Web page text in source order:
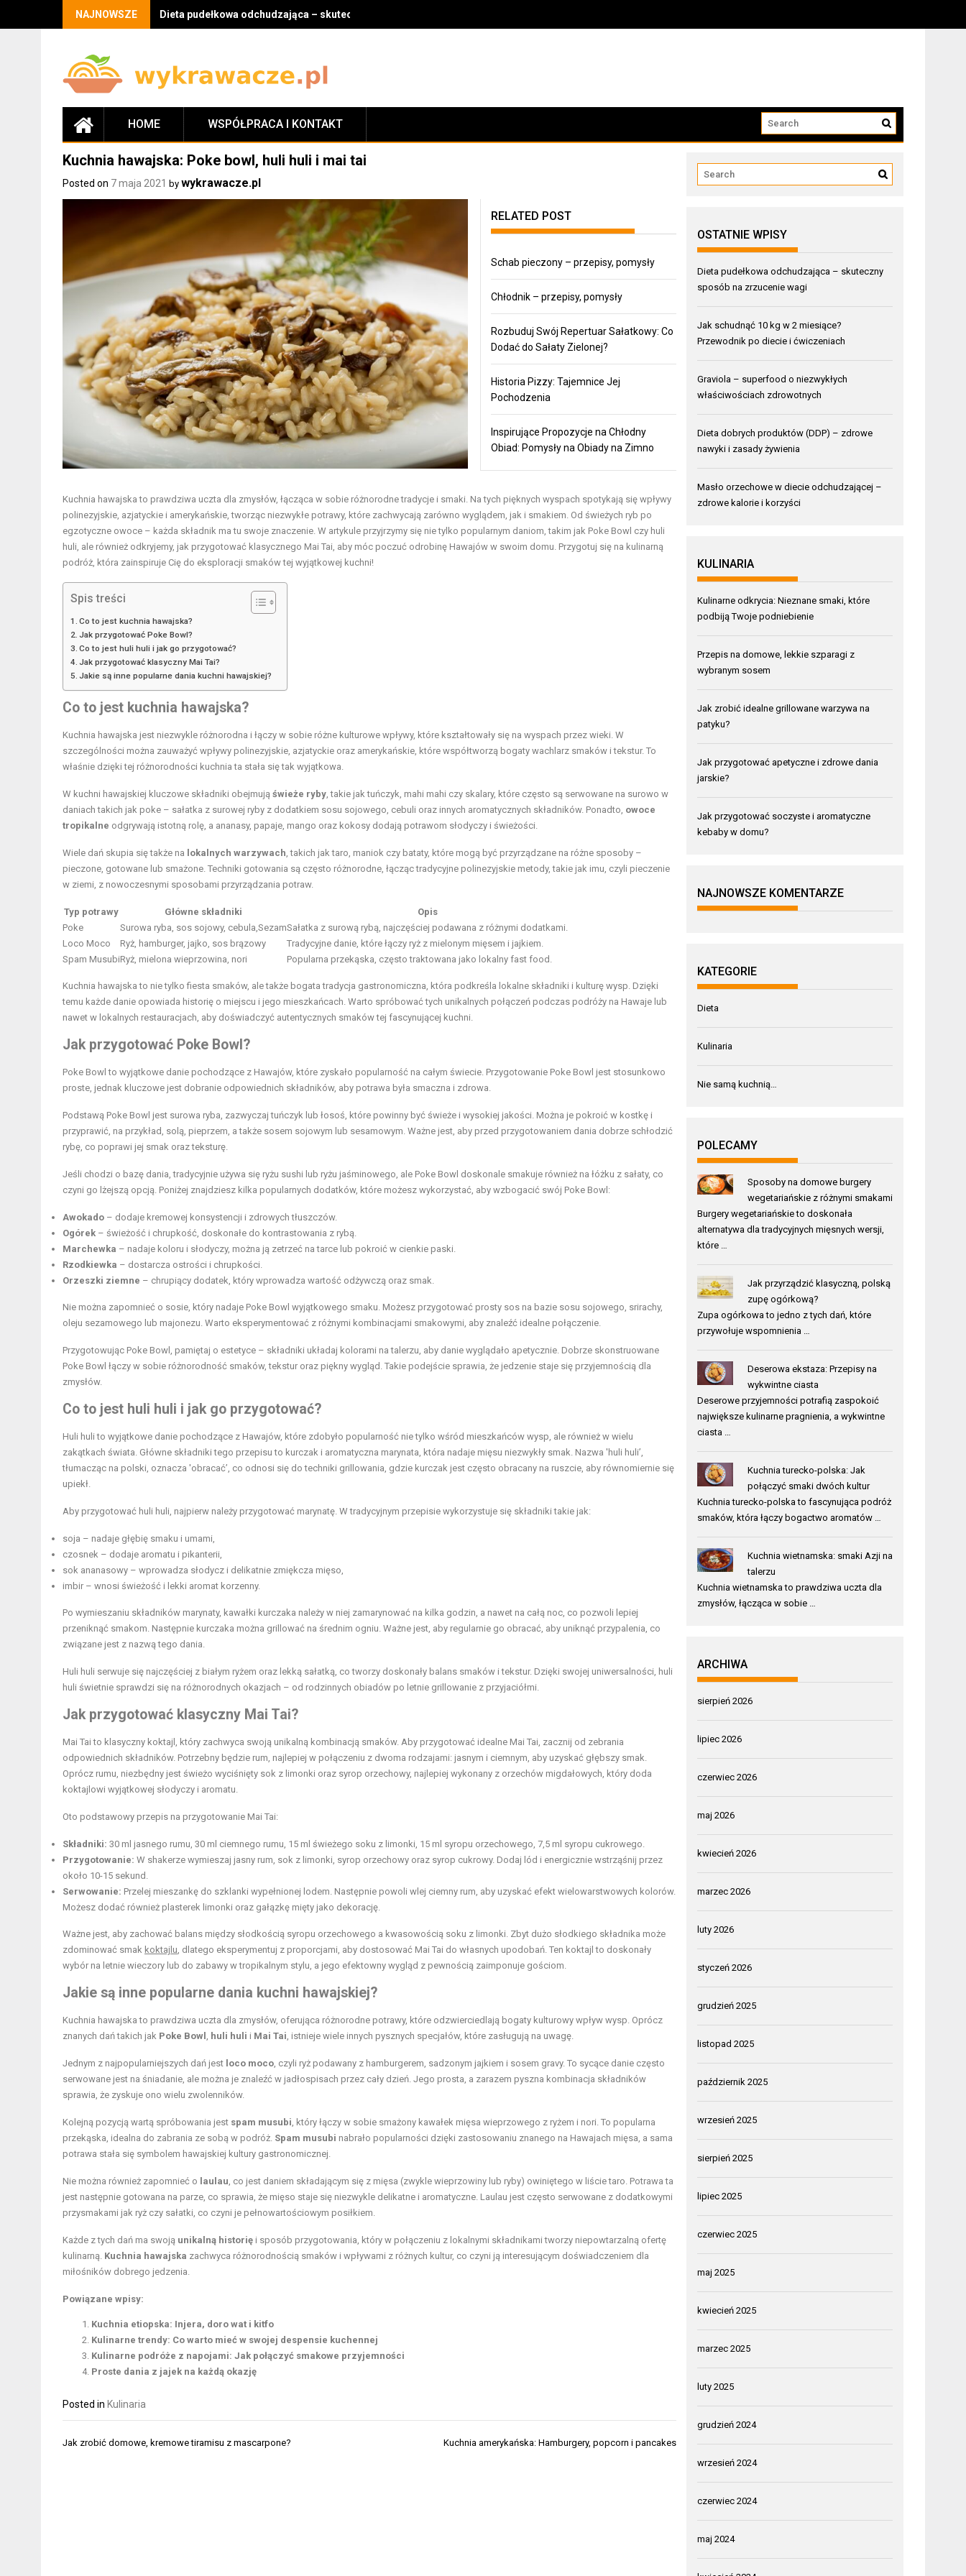
NAJNOWSZE Dieta pudełkowa odchudzająca – skuteczny sposób na zrzucenie wagi
HOME WSPÓŁPRACA I KONTAKT
Kuchnia hawajska: Poke bowl, huli huli i mai tai
Posted on 7 maja 2021 by wykrawacze.pl
RELATED POST
Schab pieczony – przepisy, pomysły
Chłodnik – przepisy, pomysły
Rozbuduj Swój Repertuar Sałatkowy: Co
Dodać do Sałaty Zielonej?
Historia Pizzy: Tajemnice Jej
Pochodzenia
Inspirujące Propozycje na Chłodny
Obiad: Pomysły na Obiady na Zimno
Kuchnia hawajska to prawdziwa uczta dla zmysłów, łącząca w sobie różnorodne tradycje i smaki. Na tych pięknych wyspach spotykają się wpływy
polinezyjskie, azjatyckie i amerykańskie, tworząc niezwykłe potrawy, które zachwycają zarówno wyglądem, jak i smakiem. Od świeżych ryb po
egzotyczne owoce – każda składnik ma tu swoje znaczenie. W artykule przyjrzymy się nie tylko popularnym daniom, takim jak Poke Bowl czy huli
huli, ale również odkryjemy, jak przygotować klasycznego Mai Tai, aby móc poczuć odrobinę Hawajów w swoim domu. Przygotuj się na kulinarną
podróż, która zainspiruje Cię do eksploracji smaków tej wyjątkowej kuchni!
Spis treści
Co to jest kuchnia hawajska?
Jak przygotować Poke Bowl?
Co to jest huli huli i jak go przygotować?
Jak przygotować klasyczny Mai Tai?
Jakie są inne popularne dania kuchni hawajskiej?
Co to jest kuchnia hawajska?
Kuchnia hawajska jest niezwykle różnorodna i łączy w sobie różne kulturowe wpływy, które kształtowały się na wyspach przez wieki. W
szczególności można zauważyć wpływy polinezyjskie, azjatyckie oraz amerykańskie, które współtworzą bogaty wachlarz smaków i tekstur. To
właśnie dzięki tej różnorodności kuchnia ta stała się tak wyjątkowa.
W kuchni hawajskiej kluczowe składniki obejmują świeże ryby, takie jak tuńczyk, mahi mahi czy skalary, które często są serwowane na surowo w
daniach takich jak poke – sałatka z surowej ryby z dodatkiem sosu sojowego, cebuli oraz innych aromatycznych składników. Ponadto, owoce
tropikalne odgrywają istotną rolę, a ananasy, papaje, mango oraz kokosy dodają potrawom słodyczy i świeżości.
Wiele dań skupia się także na lokalnych warzywach, takich jak taro, maniok czy bataty, które mogą być przyrządzane na różne sposoby –
pieczone, gotowane lub smażone. Techniki gotowania są często różnorodne, łącząc tradycyjne polinezyjskie metody, takie jak imu, czyli pieczenie
w ziemi, z nowoczesnymi sposobami przyrządzania potraw.
Typ potrawy Główne składniki
Opis
Poke
Surowa ryba, sos sojowy, cebula,SezamSałatka z surową rybą, najczęściej podawana z różnymi dodatkami.
Loco Moco
Ryż, hamburger, jajko, sos brązowy
Tradycyjne danie, które łączy ryż z mielonym mięsem i jajkiem.
Spam MusubiRyż, mielona wieprzowina, nori Popularna przekąska, często traktowana jako lokalny fast food.
Kuchnia hawajska to nie tylko fiesta smaków, ale także bogata tradycja gastronomiczna, która podkreśla lokalne składniki i kulturę wysp. Dzięki
temu każde danie opowiada historię o miejscu i jego mieszkańcach. Warto spróbować tych unikalnych połączeń podczas podróży na Hawaje lub
nawet w lokalnych restauracjach, aby doświadczyć autentycznych smaków tej fascynującej kuchni.
Jak przygotować Poke Bowl?
Poke Bowl to wyjątkowe danie pochodzące z Hawajów, które zyskało popularność na całym świecie. Przygotowanie Poke Bowl jest stosunkowo
proste, jednak kluczowe jest dobranie odpowiednich składników, aby potrawa była smaczna i zdrowa.
Podstawą Poke Bowl jest surowa ryba, zazwyczaj tuńczyk lub łosoś, które powinny być świeże i wysokiej jakości. Można je pokroić w kostkę i
przyprawić, na przykład, solą, pieprzem, a także sosem sojowym lub sesamowym. Ważne jest, aby przed przygotowaniem dania dobrze schłodzić
rybę, co poprawi jej smak oraz teksturę.
Jeśli chodzi o bazę dania, tradycyjnie używa się ryżu sushi lub ryżu jaśminowego, ale Poke Bowl doskonale smakuje również na łóżku z sałaty, co
czyni go lżejszą opcją. Poniżej znajdziesz kilka popularnych dodatków, które możesz wykorzystać, aby wzbogacić swój Poke Bowl:
Awokado – dodaje kremowej konsystencji i zdrowych tłuszczów.
Ogórek – świeżość i chrupkość, doskonałe do kontrastowania z rybą.
Marchewka – nadaje koloru i słodyczy, można ją zetrzeć na tarce lub pokroić w cienkie paski.
Rzodkiewka – dostarcza ostrości i chrupkości.
Orzeszki ziemne – chrupiący dodatek, który wprowadza wartość odżywczą oraz smak.
Nie można zapomnieć o sosie, który nadaje Poke Bowl wyjątkowego smaku. Możesz przygotować prosty sos na bazie sosu sojowego, srirachy,
oleju sezamowego lub majonezu. Warto eksperymentować z różnymi kombinacjami smakowymi, aby znaleźć idealne połączenie.
Przygotowując Poke Bowl, pamiętaj o estetyce – składniki układaj kolorami na talerzu, aby danie wyglądało apetycznie. Dobrze skonstruowane
Poke Bowl łączy w sobie różnorodność smaków, tekstur oraz piękny wygląd. Takie podejście sprawia, że jedzenie staje się przyjemnością dla
zmysłów.
Co to jest huli huli i jak go przygotować?
Huli huli to wyjątkowe danie pochodzące z Hawajów, które zdobyło popularność nie tylko wśród mieszkańców wysp, ale również w wielu
zakątkach świata. Główne składniki tego przepisu to kurczak i aromatyczna marynata, która nadaje mięsu niezwykły smak. Nazwa 'huli huli’,
tłumacząc na polski, oznacza 'obracać’, co odnosi się do techniki grillowania, gdzie kurczak jest często obracany na ruszcie, aby równomiernie się
upiekł.
Aby przygotować huli huli, najpierw należy przygotować marynatę. W tradycyjnym przepisie wykorzystuje się składniki takie jak:
soja – nadaje głębię smaku i umami,
czosnek – dodaje aromatu i pikanterii,
sok ananasowy – wprowadza słodycz i delikatnie zmiękcza mięso,
imbir – wnosi świeżość i lekki aromat korzenny.
Po wymieszaniu składników marynaty, kawałki kurczaka należy w niej zamarynować na kilka godzin, a nawet na całą noc, co pozwoli lepiej
przeniknąć smakom. Następnie kurczaka można grillować na średnim ogniu. Ważne jest, aby regularnie go obracać, aby uniknąć przypalenia, co
związane jest z nazwą tego dania.
Huli huli serwuje się najczęściej z białym ryżem oraz lekką sałatką, co tworzy doskonały balans smaków i tekstur. Dzięki swojej uniwersalności, huli
huli świetnie sprawdzi się na różnorodnych okazjach – od rodzinnych obiadów po letnie grillowanie z przyjaciółmi.
Jak przygotować klasyczny Mai Tai?
Mai Tai to klasyczny koktajl, który zachwyca swoją unikalną kombinacją smaków. Aby przygotować idealne Mai Tai, zacznij od zebrania
odpowiednich składników. Potrzebny będzie rum, najlepiej w połączeniu z dwoma rodzajami: jasnym i ciemnym, aby uzyskać głębszy smak.
Oprócz rumu, niezbędny jest świeżo wyciśnięty sok z limonki oraz syrop orzechowy, najlepiej wykonany z orzechów migdałowych, który doda
koktajlowi wyjątkowej słodyczy i aromatu.
Oto podstawowy przepis na przygotowanie Mai Tai:
Składniki: 30 ml jasnego rumu, 30 ml ciemnego rumu, 15 ml świeżego soku z limonki, 15 ml syropu orzechowego, 7,5 ml syropu cukrowego.
Przygotowanie: W shakerze wymieszaj jasny rum, sok z limonki, syrop orzechowy oraz syrop cukrowy. Dodaj lód i energicznie wstrząśnij przez
około 10-15 sekund.
Serwowanie: Przelej mieszankę do szklanki wypełnionej lodem. Następnie powoli wlej ciemny rum, aby uzyskać efekt wielowarstwowych kolorów.
Możesz dodać również plasterek limonki oraz gałązkę mięty jako dekorację.
Ważne jest, aby zachować balans między słodkością syropu orzechowego a kwasowością soku z limonki. Zbyt dużo słodkiego składnika może
zdominować smak koktajlu, dlatego eksperymentuj z proporcjami, aby dostosować Mai Tai do własnych upodobań. Ten koktajl to doskonały
wybór na letnie wieczory lub do zabawy w tropikalnym stylu, a jego efektowny wygląd z pewnością zaimponuje gościom.
Jakie są inne popularne dania kuchni hawajskiej?
Kuchnia hawajska to prawdziwa uczta dla zmysłów, oferująca różnorodne potrawy, które odzwierciedlają bogaty kulturowy wpływ wysp. Oprócz
znanych dań takich jak Poke Bowl , huli huli i Mai Tai, istnieje wiele innych pysznych specjałów, które zasługują na uwagę.
Jednym z najpopularniejszych dań jest loco moco, czyli ryż podawany z hamburgerem, sadzonym jajkiem i sosem gravy. To sycące danie często
serwowane jest na śniadanie, ale można je znaleźć w jadłospisach przez cały dzień. Jego prosta, a zarazem pyszna kombinacja składników
sprawia, że zyskuje ono wielu zwolenników.
Kolejną pozycją wartą spróbowania jest spam musubi, który łączy w sobie smażony kawałek mięsa wieprzowego z ryżem i nori. To popularna
przekąska, idealna do zabrania ze sobą w podróż. Spam musubi nabrało popularności dzięki zastosowaniu znanego na Hawajach mięsa, a sama
potrawa stała się symbolem hawajskiej kultury gastronomicznej.
Nie można również zapomnieć o laulau, co jest daniem składającym się z mięsa (zwykle wieprzowiny lub ryby) owiniętego w liście taro. Potrawa ta
jest następnie gotowana na parze, co sprawia, że mięso staje się niezwykle delikatne i aromatyczne. Laulau jest często serwowane z dodatkowymi
przysmakami jak ryż czy sałatki, co czyni je pełnowartościowym posiłkiem.
Każde z tych dań ma swoją unikalną historię i sposób przygotowania, który w połączeniu z lokalnymi składnikami tworzy niepowtarzalną ofertę
kulinarną. Kuchnia hawajska zachwyca różnorodnością smaków i wpływami z różnych kultur, co czyni ją interesującym doświadczeniem dla
miłośników dobrego jedzenia.
Powiązane wpisy:
Kuchnia etiopska: Injera, doro wat i kitfo
Kulinarne trendy: Co warto mieć w swojej despensie kuchennej
Kulinarne podróże z napojami: Jak połączyć smakowe przyjemności
Proste dania z jajek na każdą okazję
Posted in Kulinaria
Nawigacja
Jak zrobić domowe, kremowe tiramisu z mascarpone? Kuchnia amerykańska: Hamburgery, popcorn i pancakes
OSTATNIE WPISY
Dieta pudełkowa odchudzająca – skuteczny
sposób na zrzucenie wagi
Jak schudnąć 10 kg w 2 miesiące?
Przewodnik po diecie i ćwiczeniach
Graviola – superfood o niezwykłych
właściwościach zdrowotnych
Dieta dobrych produktów (DDP) – zdrowe
nawyki i zasady żywienia
Masło orzechowe w diecie odchudzającej –
zdrowe kalorie i korzyści
KULINARIA
Kulinarne odkrycia: Nieznane smaki, które
podbiją Twoje podniebienie
Przepis na domowe, lekkie szparagi z
wybranym sosem
Jak zrobić idealne grillowane warzywa na
patyku?
Jak przygotować apetyczne i zdrowe dania
jarskie?
Jak przygotować soczyste i aromatyczne
kebaby w domu?
NAJNOWSZE KOMENTARZE
KATEGORIE
Dieta
Kulinaria
Nie samą kuchnią…
POLECAMY
Sposoby na domowe burgery
wegetariańskie z różnymi smakami
Burgery wegetariańskie to doskonała
alternatywa dla tradycyjnych mięsnych wersji,
które …
Jak przyrządzić klasyczną, polską
zupę ogórkową?
Zupa ogórkowa to jedno z tych dań, które
przywołuje wspomnienia …
Deserowa ekstaza: Przepisy na
wykwintne ciasta
Deserowe przyjemności potrafią zaspokoić
największe kulinarne pragnienia, a wykwintne
ciasta …
Kuchnia turecko-polska: Jak
połączyć smaki dwóch kultur
Kuchnia turecko-polska to fascynująca podróż
smaków, która łączy bogactwo aromatów …
Kuchnia wietnamska: smaki Azji na
talerzu
Kuchnia wietnamska to prawdziwa uczta dla
zmysłów, łącząca w sobie …
ARCHIWA
sierpień 2026
lipiec 2026
czerwiec 2026
maj 2026
kwiecień 2026
marzec 2026
luty 2026
styczeń 2026
grudzień 2025
listopad 2025
październik 2025
wrzesień 2025
sierpień 2025
lipiec 2025
czerwiec 2025
maj 2025
kwiecień 2025
marzec 2025
luty 2025
grudzień 2024
wrzesień 2024
czerwiec 2024
maj 2024